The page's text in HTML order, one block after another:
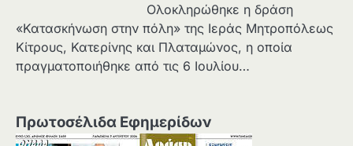
Ολοκληρώθηκε η δράση
«Κατασκήνωση στην πόλη» της Ιεράς Μητροπόλεως
Κίτρους, Κατερίνης και Πλαταμώνος, η οποία
πραγματοποιήθηκε από τις 6 Ιουλίου…
Πρωτοσέλιδα Εφημερίδων